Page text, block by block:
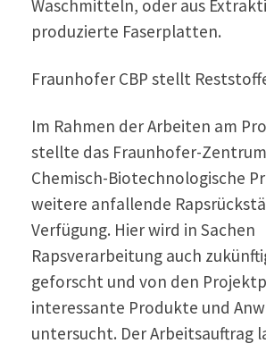
Waschmitteln, oder aus
produzierte Faserplatten.
Fraunhofer CBP stellt
Im Rahmen der Arbeiten am
stellte das Fraunhofer-
Chemisch-Biotechnologische
weitere anfallende
Verfügung. Hier wird in Sachen
Rapsverarbeitung auch
geforscht und von den
interessante Produkte und
untersucht. Der Arbeitsauftrag